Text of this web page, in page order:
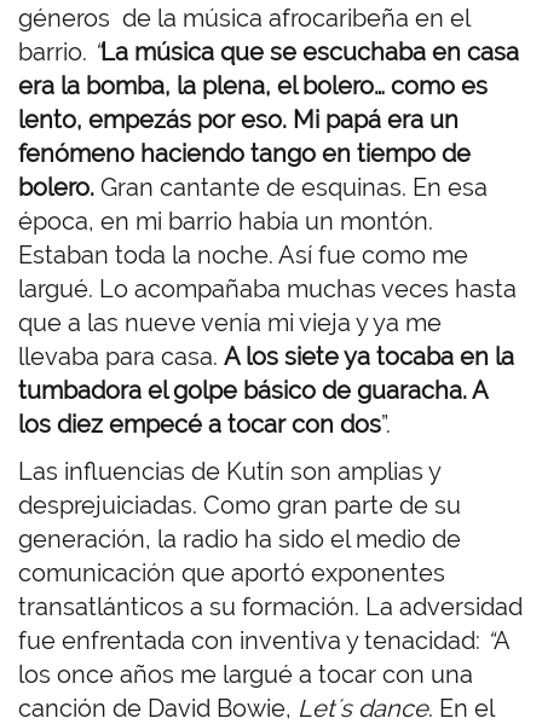
géneros de la música afrocaribeña en el
barrio. “La música que se escuchaba en casa
era la bomba, la plena, el bolero… como es
lento, empezás por eso. Mi papá era un
fenómeno haciendo tango en tiempo de
bolero. Gran cantante de esquinas. En esa
época, en mi barrio había un montón.
Estaban toda la noche. Así fue como me
largué. Lo acompañaba muchas veces hasta
que a las nueve venía mi vieja y ya me
llevaba para casa. A los siete ya tocaba en la
tumbadora el golpe básico de guaracha. A
los diez empecé a tocar con dos”.
Las influencias de Kutín son amplias y
desprejuiciadas. Como gran parte de su
generación, la radio ha sido el medio de
comunicación que aportó exponentes
transatlánticos a su formación. La adversidad
fue enfrentada con inventiva y tenacidad: “A
los once años me largué a tocar con una
canción de David Bowie, Let´s dance. En el